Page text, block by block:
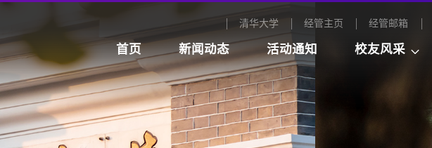
清华大学 经管主页 经管邮箱
首页 新闻动态 活动通知 校友风采